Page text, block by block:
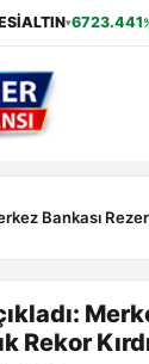
ALTIN▾6723.441
Bankası
Rekor